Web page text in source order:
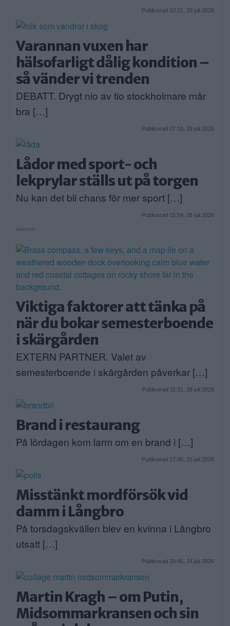
Publicerad 10:21, 29 juli 2026
Varannan vuxen har
hälsofarligt dålig kondition –
så vänder vi trenden
DEBATT. Drygt nio av tio stockholmare mår
bra […]
Publicerad 07:10, 29 juli 2026
Lådor med sport- och
lekprylar ställs ut på torgen
Nu kan det bli chans för mer sport […]
Publicerad 15:54, 28 juli 2026
Annons:
Viktiga faktorer att tänka på
när du bokar semesterboende
i skärgården
EXTERN PARTNER. Valet av
semesterboende i skärgården påverkar […]
Publicerad 11:31, 28 juli 2026
Brand i restaurang
På lördagen kom larm om en brand i […]
Publicerad 17:48, 25 juli 2026
Misstänkt mordförsök vid
damm i Långbro
På torsdagskvällen blev en kvinna i Långbro
utsatt […]
Publicerad 20:45, 24 juli 2026
Martin Kragh – om Putin,
Midsommarkransen och sin